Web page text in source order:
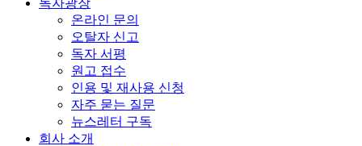
온라인 문의
오탈자 신고
독자 서평
원고 접수
인용 및 재사용 신청
자주 묻는 질문
뉴스레터 구독
회사 소개